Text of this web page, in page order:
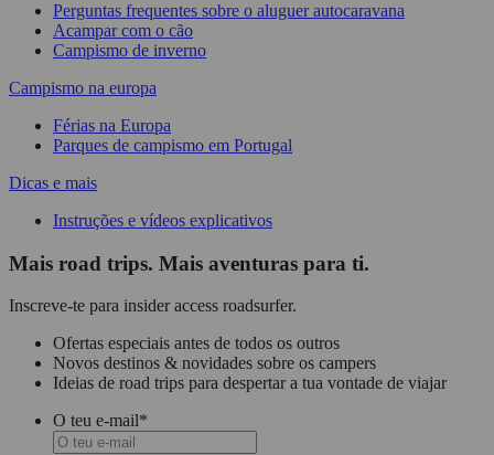
Perguntas frequentes sobre o aluguer autocaravana
Acampar com o cão
Campismo de inverno
Campismo na europa
Férias na Europa
Parques de campismo em Portugal
Dicas e mais
Instruções e vídeos explicativos
Mais road trips. Mais aventuras para ti.
Inscreve-te para insider access roadsurfer.
Ofertas especiais antes de todos os outros
Novos destinos & novidades sobre os campers
Ideias de road trips para despertar a tua vontade de viajar
O teu e-mail*